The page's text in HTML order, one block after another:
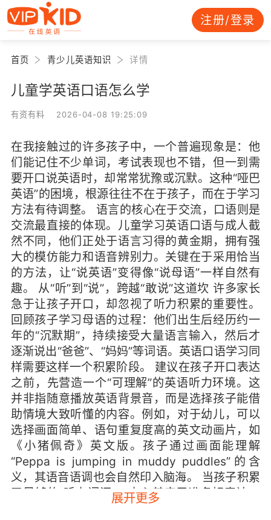
注册/登录
首页 青少儿英语知识 详情
儿童学英语口语怎么学
有资有料 2026-04-08 19:25:09
在我接触过的许多孩子中，一个普遍现象是：他
们能记住不少单词，考试表现也不错，但一到需
要开口说英语时，却常常犹豫或沉默。这种“哑巴
英语”的困境，根源往往不在于孩子，而在于学习
方法有待调整。 语言的核心在于交流，口语则是
交流最直接的体现。儿童学习英语口语与成人截
然不同，他们正处于语言习得的黄金期，拥有强
大的模仿能力和语音辨别力。关键在于采用恰当
的方法，让“说英语”变得像“说母语”一样自然有
趣。 从“听”到“说”，跨越“敢说”这道坎 许多家长
急于让孩子开口，却忽视了听力积累的重要性。
回顾孩子学习母语的过程：他们出生后经历约一
年的“沉默期”，持续接受大量语言输入，然后才
逐渐说出“爸爸”、“妈妈”等词语。英语口语学习同
样需要这样一个积累阶段。 建议在孩子开口表达
之前，先营造一个“可理解”的英语听力环境。这
并非指随意播放英语背景音，而是选择孩子能借
助情境大致听懂的内容。例如，对于幼儿，可以
选择画面简单、语句重复度高的英文动画片，如
《小猪佩奇》英文版。孩子通过画面能理解
“Peppa is jumping in muddy puddles”的含
义，其语音语调也会自然印入脑海。 当孩子积累
了足够的“听力词汇”，内心其实已准备好表达。
此时，家长的任务是帮孩子搭建“敢说”的桥梁。
展开更多